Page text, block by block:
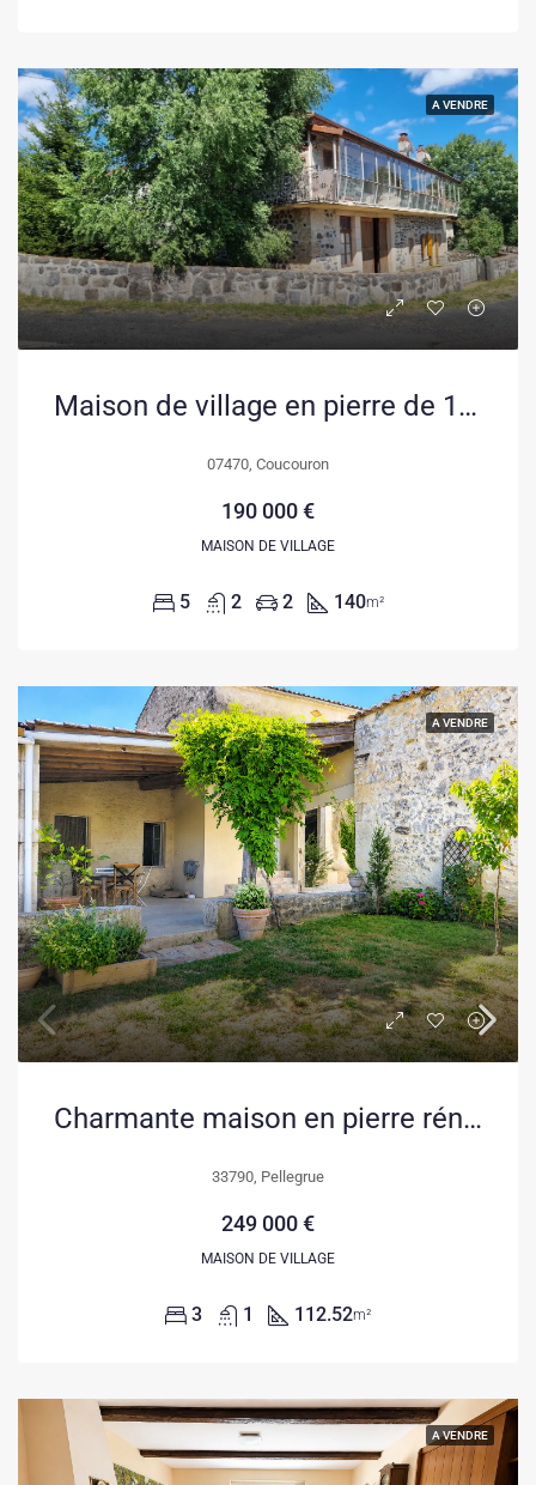
A VENDRE
Maison de village en pierre de 140 m² avec garage et potentialités à Saint-Paul-de-Tartas
07470, Coucouron
190 000 €
MAISON DE VILLAGE
5 2 2 140m²
A VENDRE
Charmante maison en pierre rénovée avec annexe et jardin au cœur du village de Pellegrue
33790, Pellegrue
249 000 €
MAISON DE VILLAGE
3 1 112.52m²
A VENDRE